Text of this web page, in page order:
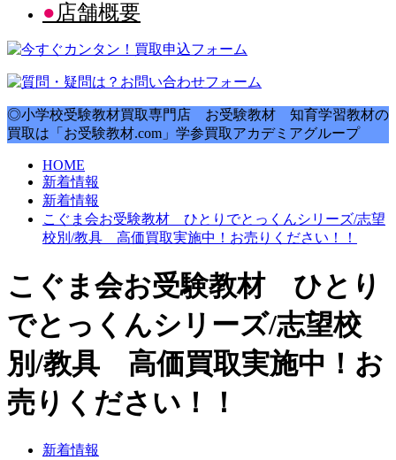
店舗概要
◎小学校受験教材買取専門店 お受験教材 知育学習教材の
買取は「お受験教材.com」学参買取アカデミアグループ
HOME
新着情報
新着情報
こぐま会お受験教材 ひとりでとっくんシリーズ/志望
校別/教具 高価買取実施中！お売りください！！
こぐま会お受験教材 ひとり
でとっくんシリーズ/志望校
別/教具 高価買取実施中！お
売りください！！
新着情報